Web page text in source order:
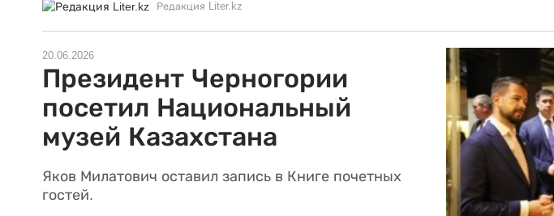
Редакция Liter.kz
20.06.2026
Президент Черногории
посетил Национальный
музей Казахстана
Яков Милатович оставил запись в Книге почетных
гостей.